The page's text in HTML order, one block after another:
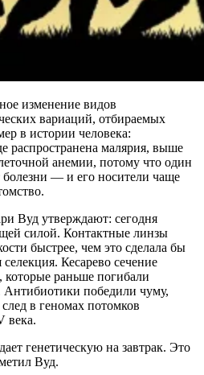
изменение видов
вариаций, отбираемых
в истории человека:
распространена малярия, выше
анемии, потому что один
болезни — и его носители чаще
Вуд утверждают: сегодня
силой. Контактные линзы
быстрее, чем это сделала бы
Кесарево сечение
которые раньше погибали
победили чуму,
в геномах потомков
века.
генетическую на завтрак. Это
Вуд.